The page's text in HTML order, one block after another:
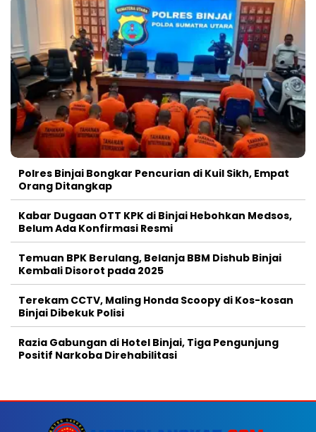
Polres Binjai Bongkar Pencurian di Kuil Sikh, Empat
Orang Ditangkap
Kabar Dugaan OTT KPK di Binjai Hebohkan Medsos,
Belum Ada Konfirmasi Resmi
Temuan BPK Berulang, Belanja BBM Dishub Binjai
Kembali Disorot pada 2025
Terekam CCTV, Maling Honda Scoopy di Kos-kosan
Binjai Dibekuk Polisi
Razia Gabungan di Hotel Binjai, Tiga Pengunjung
Positif Narkoba Direhabilitasi